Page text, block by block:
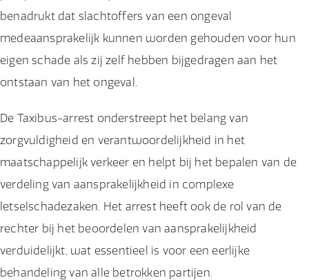
benadrukt dat slachtoffers van een ongeval
medeaansprakelijk kunnen worden gehouden voor hun
eigen schade als zij zelf hebben bijgedragen aan het
ontstaan van het ongeval.
De Taxibus-arrest onderstreept het belang van
zorgvuldigheid en verantwoordelijkheid in het
maatschappelijk verkeer en helpt bij het bepalen van de
verdeling van aansprakelijkheid in complexe
letselschadezaken. Het arrest heeft ook de rol van de
rechter bij het beoordelen van aansprakelijkheid
verduidelijkt, wat essentieel is voor een eerlijke
behandeling van alle betrokken partijen.